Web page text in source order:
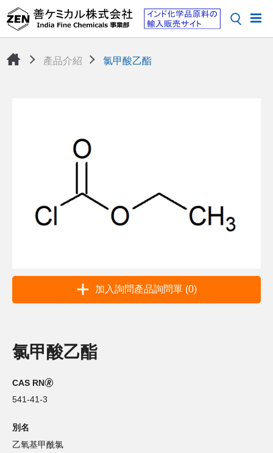
產品介紹 氯甲酸乙酯
加入詢問產品詢問單 (0)
氯甲酸乙酯
CAS RN🄬
541-41-3
別名
乙氧基甲酰氯